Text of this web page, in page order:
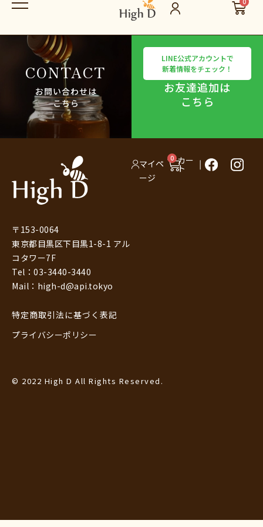
CONTACT
お問い合わせは
こちら
LINE公式アカウントで
新着情報をチェック！
お友達追加は
こちら
〒153-0064
東京都目黒区下目黒1-8-1 アル
コタワー7F
Tel：03-3440-3440
Mail：high-d@api.tokyo
特定商取引法に基づく表記
プライバシーポリシー
マイペ
ージ
0 カー
ト
© 2022 High D All Rights Reserved.